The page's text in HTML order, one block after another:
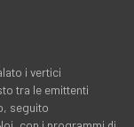
i vertici
tra le emittenti
seguito